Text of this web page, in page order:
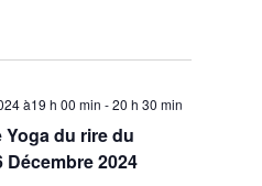
Yoga du rire du
Décembre 2024
à19 h 00 min -20 h 30 min